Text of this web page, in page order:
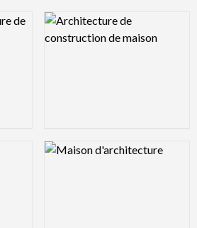
Logo Preview Image
Logo Preview Image